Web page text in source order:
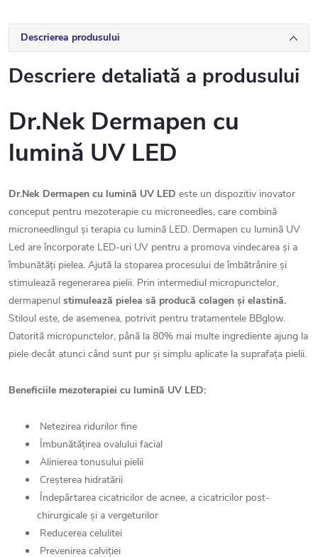
Descrierea produsului
Descriere detaliată a produsului
Dr.Nek Dermapen cu
lumină UV LED
Dr.Nek Dermapen cu lumină UV LED este un dispozitiv inovator
conceput pentru mezoterapie cu microneedles, care combină
microneedlingul și terapia cu lumină LED. Dermapen cu lumină UV
Led are încorporate LED-uri UV pentru a promova vindecarea și a
îmbunătăți pielea. Ajută la stoparea procesului de îmbătrânire și
stimulează regenerarea pielii. Prin intermediul micropunctelor,
dermapenul stimulează pielea să producă colagen și elastină.
Stiloul este, de asemenea, potrivit pentru tratamentele BBglow.
Datorită micropunctelor, până la 80% mai multe ingrediente ajung la
piele decât atunci când sunt pur și simplu aplicate la suprafața pielii.
Beneficiile mezoterapiei cu lumină UV LED:
Netezirea ridurilor fine
Îmbunătățirea ovalului facial
Alinierea tonusului pielii
Creșterea hidratării
Îndepărtarea cicatricilor de acnee, a cicatricilor post-
chirurgicale și a vergeturilor
Reducerea celulitei
Prevenirea calviției